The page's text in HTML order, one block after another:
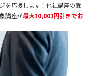
を応援します！他社講座の受
講座が最大10,000円引きでお